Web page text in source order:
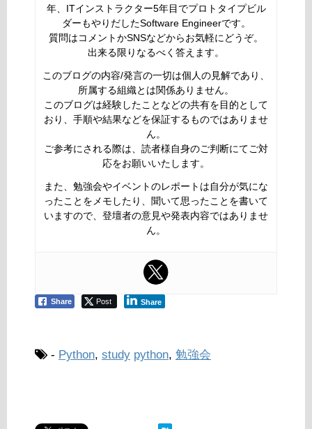
年、ITインストラクター5年目でプロトタイプビル
ダーもやりだしたSoftware Engineerです。
質問はコメントかSNSなどからお気軽にどうぞ。
出来る限りなるべく答えます。
このブログの内容/発言の一切は個人の見解であり、
所属する組織とは関係ありません。
このブログは経験したことなどの共有を目的として
おり、手順や結果などを保証するものではありませ
ん。
ご参考にされる際は、読者様自身のご判断にてご対
応をお願いいたします。
また、勉強会やイベントのレポートは自分が気にな
ったことをメモしたり、聞いて思ったことを書いて
いますので、登壇者の意見や発表内容ではありませ
ん。
Share Post Share
- Python, study python, 勉強会